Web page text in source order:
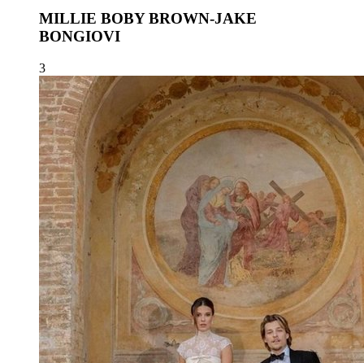
MILLIE BOBY BROWN-JAKE
BONGIOVI
3